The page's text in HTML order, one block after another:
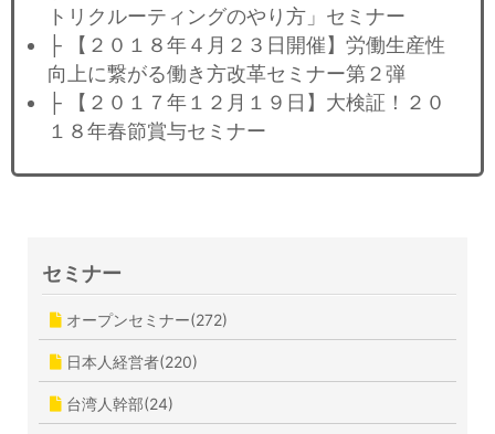
トリクルーティングのやり方」セミナー
├ 【２０１８年４月２３日開催】労働生産性
向上に繋がる働き方改革セミナー第２弾
├ 【２０１７年１２月１９日】大検証！２０
１８年春節賞与セミナー
セミナー
オープンセミナー(272)
日本人経営者(220)
台湾人幹部(24)